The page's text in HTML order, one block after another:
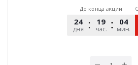
До конца акции
24
дня
19
час.
04
мин.